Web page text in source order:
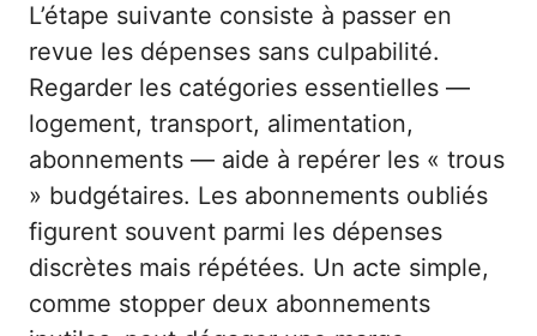
L’étape suivante consiste à passer en
revue les dépenses sans culpabilité.
Regarder les catégories essentielles —
logement, transport, alimentation,
abonnements — aide à repérer les « trous
» budgétaires. Les abonnements oubliés
figurent souvent parmi les dépenses
discrètes mais répétées. Un acte simple,
comme stopper deux abonnements